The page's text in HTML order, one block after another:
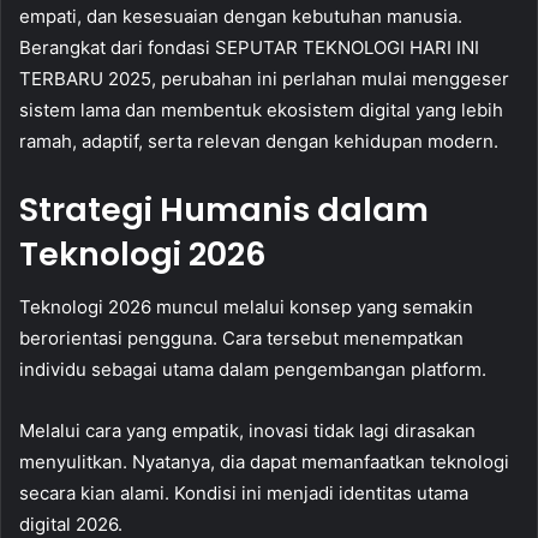
empati, dan kesesuaian dengan kebutuhan manusia.
Berangkat dari fondasi SEPUTAR TEKNOLOGI HARI INI
TERBARU 2025, perubahan ini perlahan mulai menggeser
sistem lama dan membentuk ekosistem digital yang lebih
ramah, adaptif, serta relevan dengan kehidupan modern.
Strategi Humanis dalam
Teknologi 2026
Teknologi 2026 muncul melalui konsep yang semakin
berorientasi pengguna. Cara tersebut menempatkan
individu sebagai utama dalam pengembangan platform.
Melalui cara yang empatik, inovasi tidak lagi dirasakan
menyulitkan. Nyatanya, dia dapat memanfaatkan teknologi
secara kian alami. Kondisi ini menjadi identitas utama
digital 2026.